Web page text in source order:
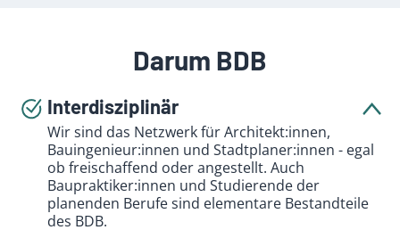
Darum BDB
Interdisziplinär
Wir sind das Netzwerk für Architekt:innen,
Bauingenieur:innen und Stadtplaner:innen - egal
ob freischaffend oder angestellt. Auch
Baupraktiker:innen und Studierende der
planenden Berufe sind elementare Bestandteile
des BDB.